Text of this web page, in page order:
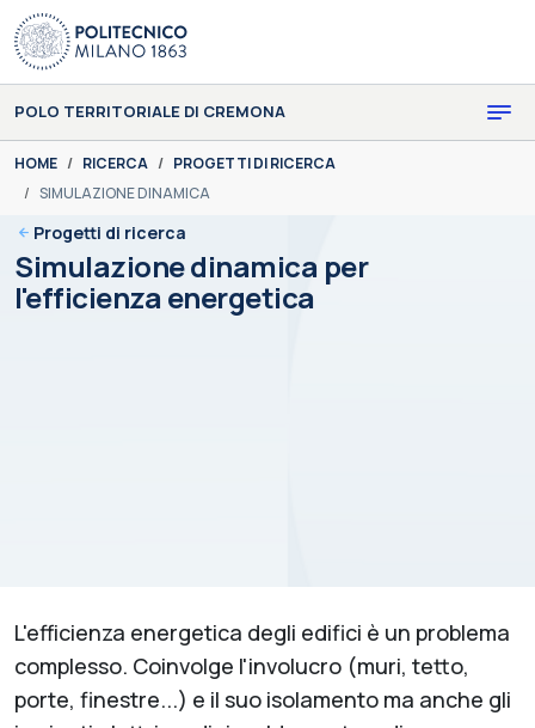
Skip to main content
Skip to page footer
POLO TERRITORIALE DI CREMONA
You are here:
HOME RICERCA
PROGETTI DI RICERCA
SIMULAZIONE DINAMICA
Progetti di ricerca
Simulazione dinamica per
l'efficienza energetica
L'efficienza energetica degli edifici è un problema
complesso. Coinvolge l'involucro (muri, tetto,
porte, finestre...) e il suo isolamento ma anche gli